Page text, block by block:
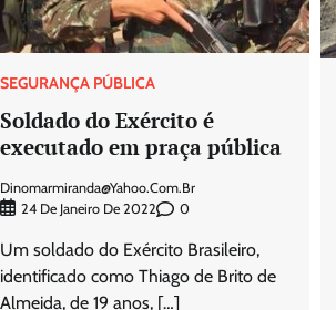
SEGURANÇA PÚBLICA
Soldado do Exército é
executado em praça pública
Dinomarmiranda@yahoo.com.br
24 De Janeiro De 2022
0
Um soldado do Exército Brasileiro,
identificado como Thiago de Brito de
Almeida, de 19 anos, […]